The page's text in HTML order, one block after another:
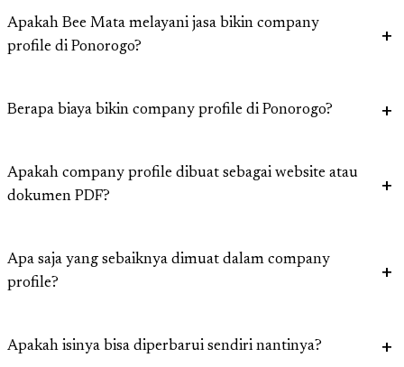
Apakah Bee Mata melayani jasa bikin company
profile di Ponorogo?
Berapa biaya bikin company profile di Ponorogo?
Apakah company profile dibuat sebagai website atau
dokumen PDF?
Apa saja yang sebaiknya dimuat dalam company
profile?
Apakah isinya bisa diperbarui sendiri nantinya?